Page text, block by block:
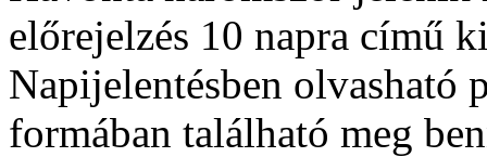
előrejelzés 10 napra című
Napijelentésben olvasható
formában található meg